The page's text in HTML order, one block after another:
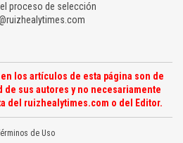
proceso de selección
los artículos de esta página son de
sus autores y no necesariamente
del ruizhealytimes.com o del Editor.
de Uso